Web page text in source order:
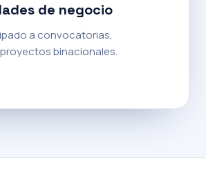
de negocio
a convocatorias,
binacionales.